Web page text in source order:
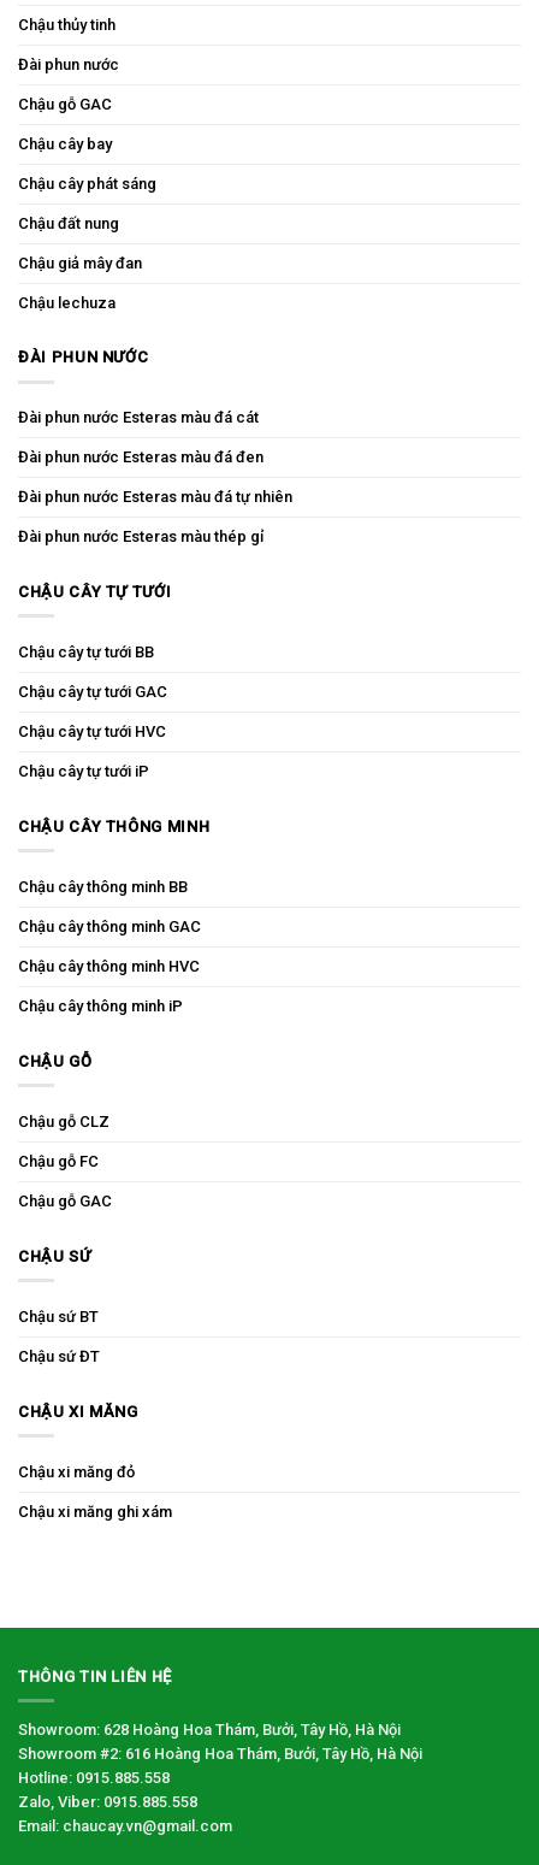
Chậu thủy tinh
Đài phun nước
Chậu gỗ GAC
Chậu cây bay
Chậu cây phát sáng
Chậu đất nung
Chậu giả mây đan
Chậu lechuza
ĐÀI PHUN NƯỚC
Đài phun nước Esteras màu đá cát
Đài phun nước Esteras màu đá đen
Đài phun nước Esteras màu đá tự nhiên
Đài phun nước Esteras màu thép gỉ
CHẬU CÂY TỰ TƯỚI
Chậu cây tự tưới BB
Chậu cây tự tưới GAC
Chậu cây tự tưới HVC
Chậu cây tự tưới iP
CHẬU CÂY THÔNG MINH
Chậu cây thông minh BB
Chậu cây thông minh GAC
Chậu cây thông minh HVC
Chậu cây thông minh iP
CHẬU GỖ
Chậu gỗ CLZ
Chậu gỗ FC
Chậu gỗ GAC
CHẬU SỨ
Chậu sứ BT
Chậu sứ ĐT
CHẬU XI MĂNG
Chậu xi măng đỏ
Chậu xi măng ghi xám
THÔNG TIN LIÊN HỆ
Showroom: 628 Hoàng Hoa Thám, Bưởi, Tây Hồ, Hà Nội
Showroom #2: 616 Hoàng Hoa Thám, Bưởi, Tây Hồ, Hà Nội
Hotline: 0915.885.558
Zalo, Viber: 0915.885.558
Email: chaucay.vn@gmail.com